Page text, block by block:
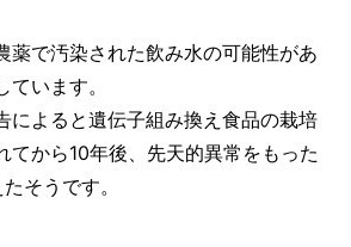
薬で汚染された飲み水の可能性があ
います。
によると遺伝子組み換え食品の栽培
てから10年後、先天的異常をもった
そうです。